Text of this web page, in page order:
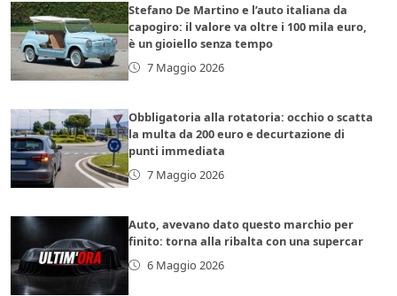
Stefano De Martino e l’auto italiana da
capogiro: il valore va oltre i 100 mila euro,
è un gioiello senza tempo
7 Maggio 2026
Obbligatoria alla rotatoria: occhio o scatta
la multa da 200 euro e decurtazione di
punti immediata
7 Maggio 2026
Auto, avevano dato questo marchio per
finito: torna alla ribalta con una supercar
6 Maggio 2026